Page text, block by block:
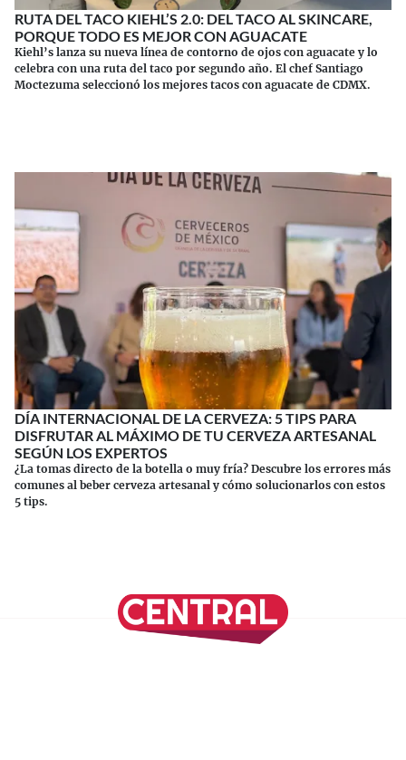
RUTA DEL TACO KIEHL’S 2.0: DEL TACO AL SKINCARE,
PORQUE TODO ES MEJOR CON AGUACATE
Kiehl’s lanza su nueva línea de contorno de ojos con aguacate y lo
celebra con una ruta del taco por segundo año. El chef Santiago
Moctezuma seleccionó los mejores tacos con aguacate de CDMX.
DÍA INTERNACIONAL DE LA CERVEZA: 5 TIPS PARA
DISFRUTAR AL MÁXIMO DE TU CERVEZA ARTESANAL
SEGÚN LOS EXPERTOS
¿La tomas directo de la botella o muy fría? Descubre los errores más
comunes al beber cerveza artesanal y cómo solucionarlos con estos
5 tips.